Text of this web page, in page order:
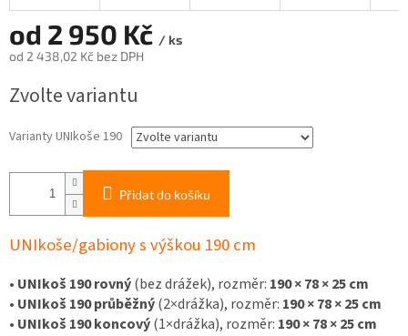
od 2 950 Kč / ks
od 2 438,02 Kč bez DPH
cena:
Zvolte variantu
Varianty UNIkoše 190
Přidat do košíku
UNIkoše/gabiony s výškou 190 cm
• UNIkoš 190 rovný(bez drážek), rozměr: 190 × 78 × 25 cm
• UNIkoš 190 průběžný(2×drážka), rozměr: 190 × 78 × 25 cm
• UNIkoš 190 koncový(1×drážka), rozměr: 190 × 78 × 25 cm